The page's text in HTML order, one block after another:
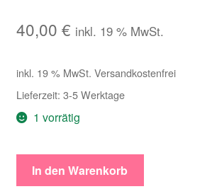
40,00 € inkl. 19 % MwSt.
inkl. 19 % MwSt. Versandkostenfrei
Lieferzeit: 3-5 Werktage
1 vorrätig
Katzenjäckchen
Donegal
In den Warenkorb